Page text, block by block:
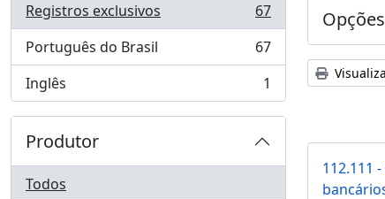
Registros exclusivos
, 67 resultados
67
Português do Brasil
, 67 resultados
67
Inglês
, 1 resultados 1
Produtor
Todos
112.111